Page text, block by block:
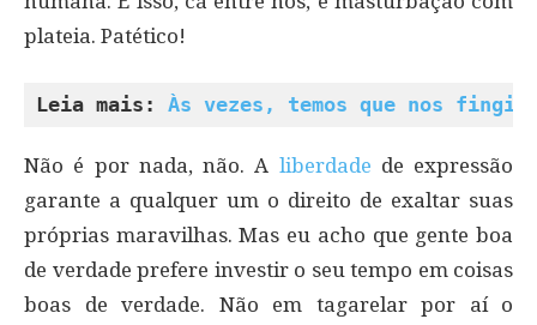
plateia. Patético!
Leia mais: Às vezes, temos que nos
Não é por nada, não. A liberdade de expressão
garante a qualquer um o direito de exaltar suas
próprias maravilhas. Mas eu acho que gente boa
de verdade prefere investir o seu tempo em coisas
boas de verdade. Não em tagarelar por aí o